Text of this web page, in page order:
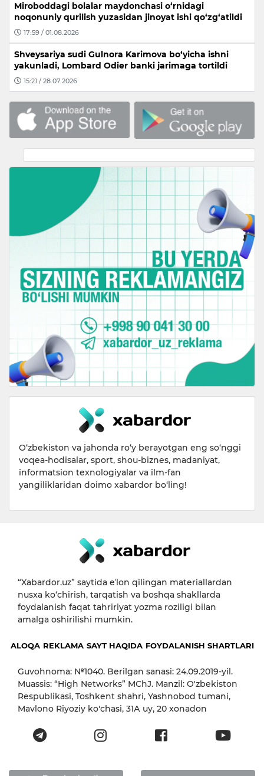
Miroboddagi bolalar maydonchasi o‘rnidagi
noqonuniy qurilish yuzasidan jinoyat ishi qo‘zg‘atildi
17:59 / 01.08.2026
Shveysariya sudi Gulnora Karimova bo‘yicha ishni
yakunladi, Lombard Odier banki jarimaga tortildi
15:21 / 28.07.2026
O‘zbekiston va jahonda ro‘y berayotgan eng so‘nggi
voqea-hodisalar, sport, shou-biznes, madaniyat,
informatsion texnologiyalar va ilm-fan
yangiliklaridan doimo xabardor bo‘ling!
“Xabardor.uz” saytida eʼlon qilingan materiallardan
nusxa ko‘chirish, tarqatish va boshqa shakllarda
foydalanish faqat tahririyat yozma roziligi bilan
amalga oshirilishi mumkin.
ALOQA REKLAMA SAYT HAQIDA FOYDALANISH SHARTLARI
Guvohnoma: №1040. Berilgan sanasi: 24.09.2019-yil.
Muassis: “High Networks” MChJ. Manzil: O'zbekiston
Respublikasi, Toshkent shahri, Yashnobod tumani,
Mavlono Riyoziy ko'chasi, 31А uy, 20 xonadon